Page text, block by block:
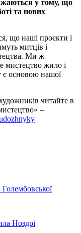
у тому, що
та нових
що наші проєкти і
митців і
Ми ж
мистецтво жило і
є основою нашої
читайте в
–
Ноздрі